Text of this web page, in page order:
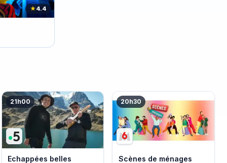
★4.4
21h00
Echappées belles
20h30
Scènes de ménages